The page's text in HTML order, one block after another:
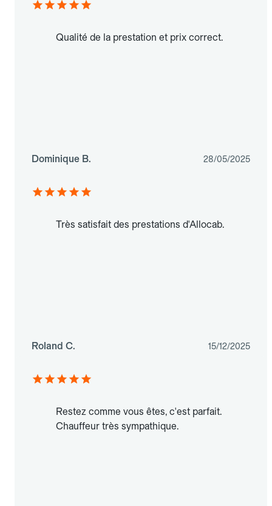
Qualité de la prestation et prix correct.
Dominique B. 28/05/2025
Très satisfait des prestations d'Allocab.
Roland C. 15/12/2025
Restez comme vous êtes, c'est parfait.
Chauffeur très sympathique.